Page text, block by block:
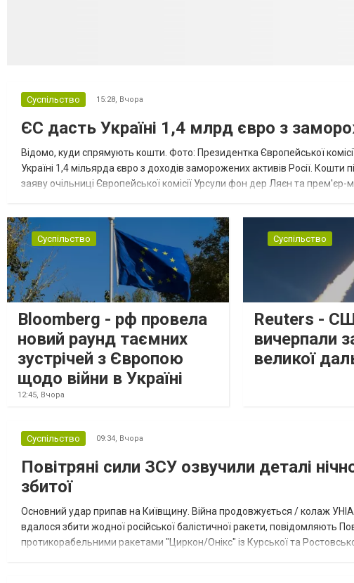
Суспільство 15:28, Вчора
ЄС дасть Україні 1,4 млрд євро з
Відомо, куди спрямують кошти. Фото: Президентка Європейської
Україні 1,4 мільярда євро з доходів заморожених активів Росії.
заяву очільниці Європейської комісії Урсули фон дер Ляєн та
Суспільство
Bloomberg - рф провела
новий раунд таємних
зустрічей з Європою
щодо війни в Україні
12:45, Вчора
Суспільство
Reuters -
вичерпали
великої
Суспільство 09:34, Вчора
Повітряні сили ЗСУ озвучили деталі
збитої
Основний удар припав на Київщину. Війна продовжується / колаж
вдалося збити жодної російської балістичної ракети, повідомляють
протикорабельними ракетами "Циркон/Онікс" із Курської та